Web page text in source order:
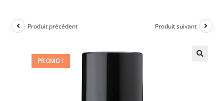
PROMO !
Produit précédent Produit suivant